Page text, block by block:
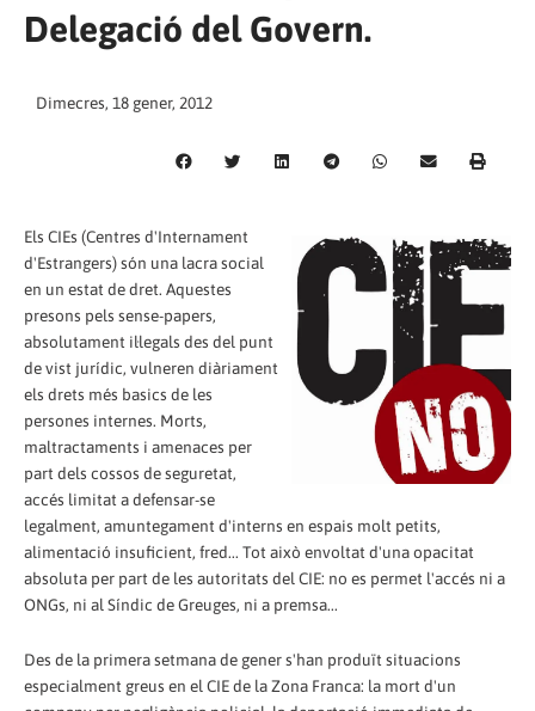
Delegació del Govern.
Dimecres, 18 gener, 2012
Els CIEs (Centres d'Internament
d'Estrangers) són una lacra social
en un estat de dret. Aquestes
presons pels sense-papers,
absolutament il·legals des del punt
de vist jurídic, vulneren diàriament
els drets més basics de les
persones internes. Morts,
maltractaments i amenaces per
part dels cossos de seguretat,
accés limitat a defensar-se
legalment, amuntegament d'interns en espais molt petits,
alimentació insuficient, fred... Tot això envoltat d'una opacitat
absoluta per part de les autoritats del CIE: no es permet l'accés ni a
ONGs, ni al Síndic de Greuges, ni a premsa...
Des de la primera setmana de gener s'han produït situacions
especialment greus en el CIE de la Zona Franca: la mort d'un